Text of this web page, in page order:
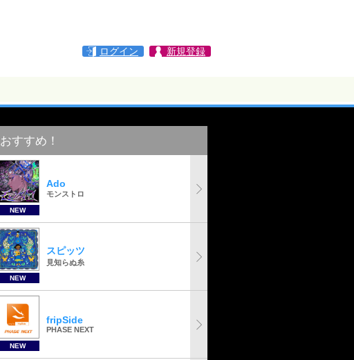
ログイン 新規登録
おすすめ！
NEW
Ado
モンストロ
NEW
スピッツ
見知らぬ糸
NEW
fripSide
PHASE NEXT